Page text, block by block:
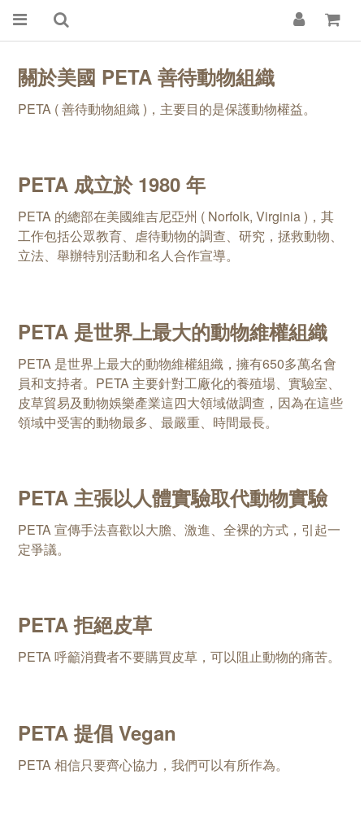
關於美國 PETA 善待動物組織
PETA ( 善待動物組織 )，主要目的是保護動物權益。
PETA 成立於 1980 年
PETA 的總部在美國維吉尼亞州 ( Norfolk, Virginia )，其
工作包括公眾教育、虐待動物的調查、研究，拯救動物、
立法、舉辦特別活動和名人合作宣導。
PETA 是世界上最大的動物維權組織
PETA 是世界上最大的動物維權組織，擁有650多萬名會
員和支持者。PETA 主要針對工廠化的養殖場、實驗室、
皮草貿易及動物娛樂產業這四大領域做調查，因為在這些
領域中受害的動物最多、最嚴重、時間最長。
PETA 主張以人體實驗取代動物實驗
PETA 宣傳手法喜歡以大膽、激進、全裸的方式，引起一
定爭議。
PETA 拒絕皮草
PETA 呼籲消費者不要購買皮草，可以阻止動物的痛苦。
PETA 提倡 Vegan
PETA 相信只要齊心協力，我們可以有所作為。